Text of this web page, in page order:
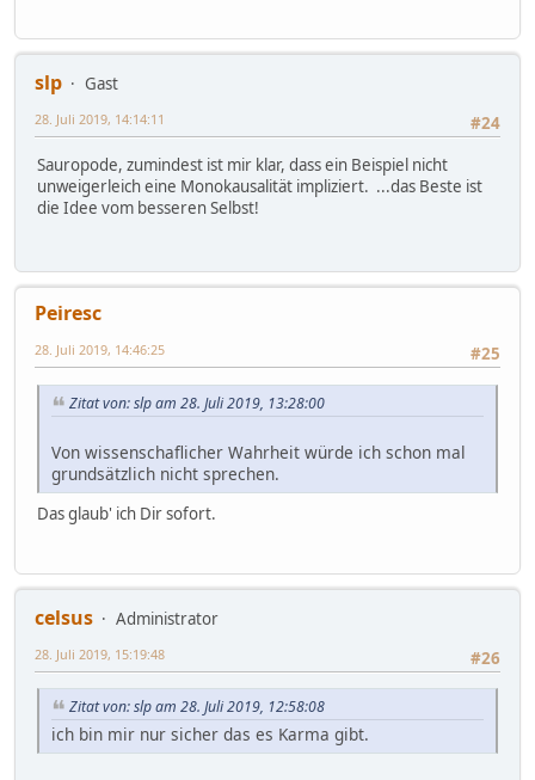
slp
Gast
#24
28. Juli 2019, 14:14:11
Sauropode, zumindest ist mir klar, dass ein Beispiel nicht
unweigerleich eine Monokausalität impliziert. ...das Beste ist
die Idee vom besseren Selbst!
Peiresc
#25
28. Juli 2019, 14:46:25
Zitat von: slp am 28. Juli 2019, 13:28:00
Von wissenschaflicher Wahrheit würde ich schon mal
grundsätzlich nicht sprechen.
Das glaub' ich Dir sofort.
celsus
Administrator
#26
28. Juli 2019, 15:19:48
Zitat von: slp am 28. Juli 2019, 12:58:08
ich bin mir nur sicher das es Karma gibt.